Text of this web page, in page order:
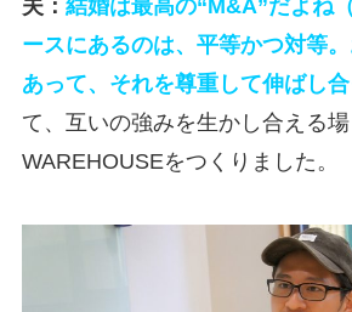
夫： 結婚は最高の“M&A”だよね
ースにあるのは、平等かつ対等
あって、それを尊重して伸ばし合
て、互いの強みを生かし合える
WAREHOUSEをつくりました。